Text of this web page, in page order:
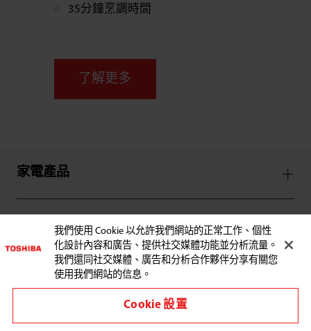
35分鐘烹調時間
了解更多
家電產品
服務支援
與東芝聯繫:
我們使用 Cookie 以允許我們網站的正常工作、個性
化設計內容和廣告、提供社交媒體功能並分析流量。
我們還同社交媒體、廣告和分析合作夥伴分享有關您
使用我們網站的信息。
Cookie 設置